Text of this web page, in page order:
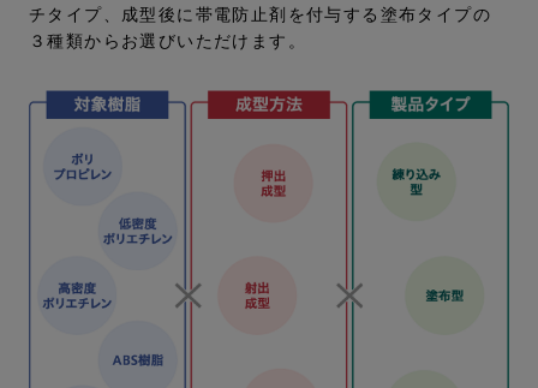
チタイプ、成型後に帯電防止剤を付与する塗布タイプの
３種類からお選びいただけます。